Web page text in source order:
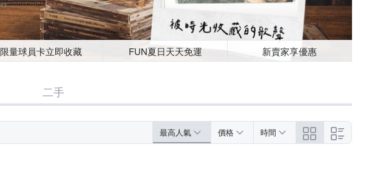
限量球員卡立即收藏 FUN夏日天天免運 新賣家享優惠
二手
最高人氣 價格 時間